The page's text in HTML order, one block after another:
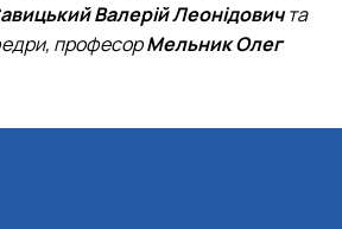
Валерій Леонідовичта
професорМельник Олег